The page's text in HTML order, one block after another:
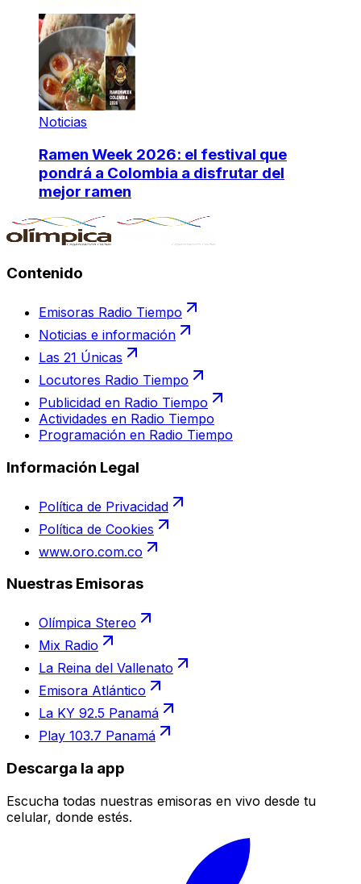
Noticias
Ramen Week 2026: el festival que
pondrá a Colombia a disfrutar del
mejor ramen
Contenido
Emisoras Radio Tiempo
Noticias e información
Las 21 Únicas
Locutores Radio Tiempo
Publicidad en Radio Tiempo
Actividades en Radio Tiempo
Programación en Radio Tiempo
Información Legal
Política de Privacidad
Política de Cookies
www.oro.com.co
Nuestras Emisoras
Olímpica Stereo
Mix Radio
La Reina del Vallenato
Emisora Atlántico
La KY 92.5 Panamá
Play 103.7 Panamá
Descarga la app
Escucha todas nuestras emisoras en vivo desde tu
celular, donde estés.